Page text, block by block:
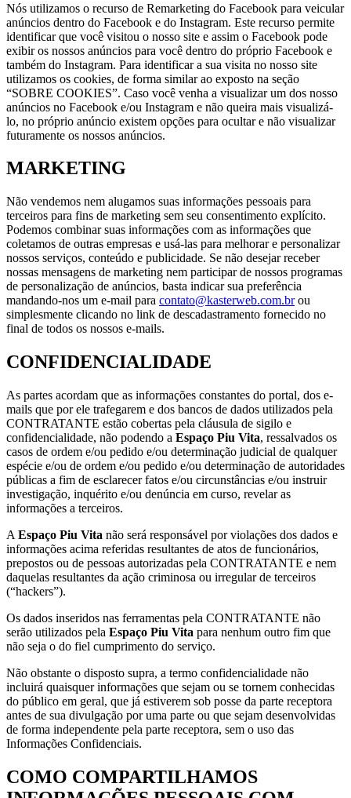
Nós utilizamos o recurso de Remarketing do Facebook para veicular
anúncios dentro do Facebook e do Instagram. Este recurso permite
identificar que você visitou o nosso site e assim o Facebook pode
exibir os nossos anúncios para você dentro do próprio Facebook e
também do Instagram. Para identificar a sua visita no nosso site
utilizamos os cookies, de forma similar ao exposto na seção
“SOBRE COOKIES”. Caso você venha a visualizar um dos nosso
anúncios no Facebook e/ou Instagram e não queira mais visualizá-
lo, no próprio anúncio existem opções para ocultar e não visualizar
futuramente os nossos anúncios.
MARKETING
Não vendemos nem alugamos suas informações pessoais para
terceiros para fins de marketing sem seu consentimento explícito.
Podemos combinar suas informações com as informações que
coletamos de outras empresas e usá-las para melhorar e personalizar
nossos serviços, conteúdo e publicidade. Se não desejar receber
nossas mensagens de marketing nem participar de nossos programas
de personalização de anúncios, basta indicar sua preferência
mandando-nos um e-mail para contato@kasterweb.com.brou
simplesmente clicando no link de descadastramento fornecido no
final de todos os nossos e-mails.
CONFIDENCIALIDADE
As partes acordam que as informações constantes do portal, dos e-
mails que por ele trafegarem e dos bancos de dados utilizados pela
CONTRATANTE estão cobertas pela cláusula de sigilo e
confidencialidade, não podendo a Espaço Piu Vita, ressalvados os
casos de ordem e/ou pedido e/ou determinação judicial de qualquer
espécie e/ou de ordem e/ou pedido e/ou determinação de autoridades
públicas a fim de esclarecer fatos e/ou circunstâncias e/ou instruir
investigação, inquérito e/ou denúncia em curso, revelar as
informações a terceiros.
A Espaço Piu Vita não será responsável por violações dos dados e
informações acima referidas resultantes de atos de funcionários,
prepostos ou de pessoas autorizadas pela CONTRATANTE e nem
daquelas resultantes da ação criminosa ou irregular de terceiros
(“hackers”).
Os dados inseridos nas ferramentas pela CONTRATANTE não
serão utilizados pela Espaço Piu Vita para nenhum outro fim que
não seja o do fiel cumprimento do serviço.
Não obstante o disposto supra, a termo confidencialidade não
incluirá quaisquer informações que sejam ou se tornem conhecidas
do público em geral, que já estiverem sob posse da parte receptora
antes de sua divulgação por uma parte ou que sejam desenvolvidas
de forma independente pela parte receptora, sem o uso das
Informações Confidenciais.
COMO COMPARTILHAMOS